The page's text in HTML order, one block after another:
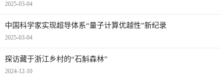
2025-03-04
中国科学家实现超导体系“量子计算优越性”新纪录
2025-03-04
探访藏于浙江乡村的“石斛森林”
2024-12-10